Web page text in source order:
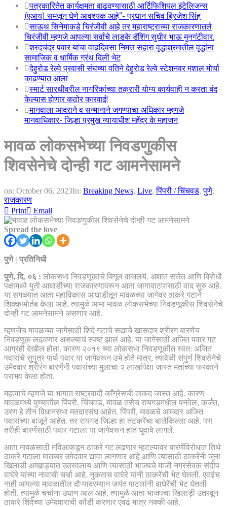
पत्रकारितेत कार्यक्षमता वाढवण्यासाठी आर्टिफिशियल इंटेलिजन्स
(एआय) समजून घेणे आवश्यक आहे”- प्रधान सचिव ब्रिजेश सिंह
साऊथ सिनेमाकडे चिरंजीवी आहे तर महाराष्ट्राच्या राजकारणातले
चिरंजीवी म्हणजे आपल्या सर्वांचे लाडके डॅशिंग सुधीर भाऊ मुनगंटीवार.
शरदचंद्र पवार यांचा वाढदिवसा निमत्त सहारा वृद्धाश्रमातील वृद्धांना
सामाजिक व धार्मिक ग्रंथ दिली भेट
देहुरोड रेल्वे प्रवासी संघच्या वतिने देहुरोड रेल्वे स्टेशनवर मशाल मोर्चा
काढण्यात आला
स्मार्ट सारथीवरील नागरिकांच्या तक्रारी योग्य कार्यवाही न करता बंद
केल्यास होणार कठोर कारवाई!
मानवाला आदराने व सन्मानाने जगण्याचा अधिकार म्हणजे
मानवाधिकार- जिल्हा प्रमुख न्यायाधीश महेंद्र के महाजन
मावळ लोकसभेच्या निवडणुकीस
शिवसेनेचे दोन्ही गट आमनेसामने
on: October 06, 2023In: Breaking News, Live,पिंपरी / चिंचवड,पुणे,
राजकारण
Print
Email
Spread the love
पुणे | प्रतिनिधी
पुणे, दि. ०६ : लोकसभा निवडणूकांचे बिगूल वाजलयं. अशात सत्तेत आणि विरोधी
पक्षामध्ये युती आघाडीच्या राजकारणावरून आता जागावाटपासाठी वाद सुरु आहे.
या सगळ्यात आता महाविकास आघाडीतून मावळच्या जागेवर ठाकरे गटाने
शिक्कामोर्तब केला आहे. त्यामुळे आमा मावळ लोकसभेच्या निवडणूकीस शिवसेनेचे
दोन्ही गट आमनेसामने असणार आहे.
म्हणजेच मावळच्या जागेसाठी शिंदे गटाचे सद्याचे खासदार श्रीरंग बारणेंच
निवडणूक लढवणार असल्याचं स्पष्ट झालं आहे. या जागेसाठी अजित पवार गट
आग्रही देखील होता. कारण २०१९ च्या लोकसभा निवडणूकीत स्वत: अजित
पवारांचे सुपुत्र पार्थ पवार या जागेवरून उभे होते मात्र, त्यावेळी संपुर्ण शिवसेनेचे
उमेदवार श्रीरंग बारणेंनी पवारांच्या मुलाचा २ लाखांपेक्षा जास्त मतांच्या फरकाने
पराभव केला होता.
महत्वाचे म्हणजे या भागात राष्ट्रवादी काँग्रेसची ताकद जास्त आहे. कारण
मावळमध्ये पुण्यातील पिंपरी, चिंचवड, मावळ तसेच रायगडमधील पनवेल, कर्जत,
उरण हे तीन विधानसभा मतदारसंघ आहेत. पिंपरी, मावळचे आमदार अजित
पवारांच्या बाजूने आहेत. तर रायगड जिल्हा हा तटकरेंचा बालेकिल्ला आहे. पण
तरीही बारणेंसाठी पवार गटाला या जागेवरून हात धुवावे लागले.
आता मावळसाठी मविआकडून ठाकरे गट लढणार म्हटल्यावर बारणेंविरोधात तिथे
ठाकरे गटाला मातब्बर उमेदवार द्यावा लागणार आहे आणि त्यासाठी ठाकरेंनी जूना
खिलाडी आखाड्यात उतरवलाय आणि त्यासाठी भाजपचे माजी नगरसेवक संदीप
वाघेरे यांच्या नावाची चर्चा आहे. नुकताच वाघेरे यांनी ठाकरेंची भेट घेतली. एवढंच
नाही आपल्या मावळातील दौऱ्यादरम्यान जयंत पाटलांनी वाघेरेंची भेट घेतली
होती. त्यामुळे चर्चांना उधाण आल आहे. त्यामुळे आता भाजपचा खिलाड़ी उतरवून
ठाकरे शिंदेच्या उमेदवाराची कोंडी करणार एवढं मात्र नक्की आहे.